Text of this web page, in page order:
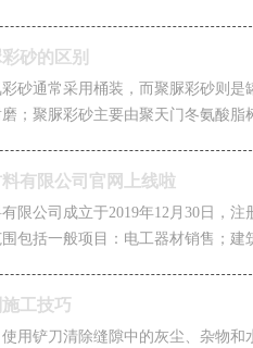
砂的区别
砂通常采用桶装，而聚脲彩砂则
；聚脲彩砂主要由聚天门冬氨酸
有限公司官网上线啦
限公司成立于2019年12月30日，
围包括一般项目：电工器材销售；
工技巧
用铲刀清除缝隙中的灰尘、杂物